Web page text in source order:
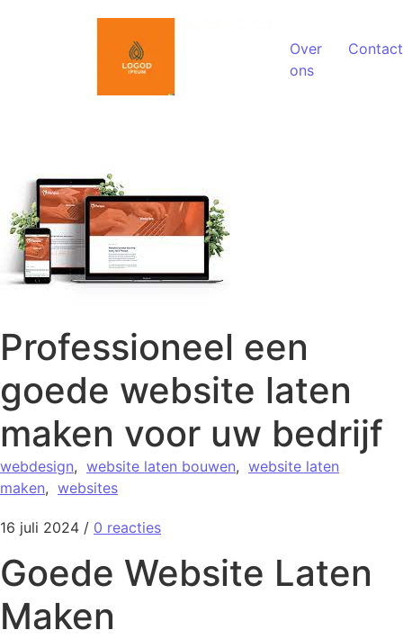
Over
ons
Contact
Professioneel een
goede website laten
maken voor uw bedrijf
webdesign, website laten bouwen, website laten
maken, websites
16 juli 2024 / 0 reacties
Goede Website Laten
Maken